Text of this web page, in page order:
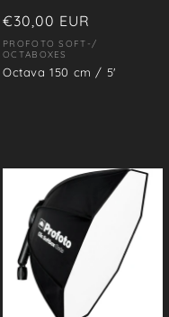
Precio
habitual
€30,00 EUR
Proveedor:
PROFOTO SOFT-/
OCTABOXES
Octava 150 cm / 5'